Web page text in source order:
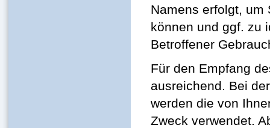
Namens erfolgt, um
können und ggf. zu
Betroffener
Für den Empfang
ausreichend. Bei
werden die von
Zweck verwendet.